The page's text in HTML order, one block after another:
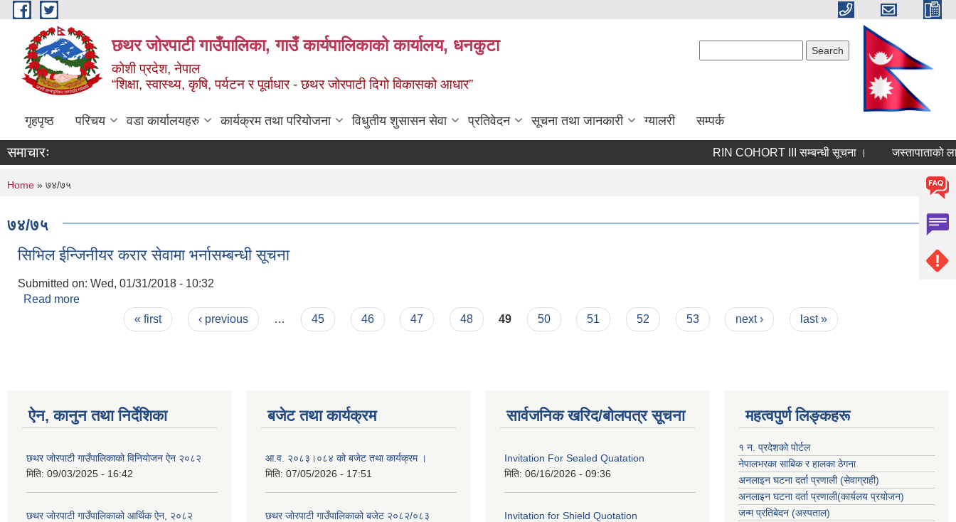
Skip to main content
छथर जोरपाटी गाउँपालिका, गाउँ कार्यपालिकाको कार्यालय, धनकुटा
कोशी प्रदेश, नेपाल
“शिक्षा, स्वास्थ्य, कृषि, पर्यटन र पूर्वाधार - छथर जोरपाटी दिगो विकासको आधार”
गृहपृष्ठ परिचय वडा कार्यालयहरु कार्यक्रम तथा परियोजना विधुतीय शुसासन सेवा प्रतिवेदन सूचना तथा जानकारी ग्यालरी सम्पर्क
समाचारः RIN COHORT III सम्बन्धी सूचना । जस्तापाताको
You are here
Home » ७४/७५
७४/७५
सिभिल ईन्जिनीयर करार सेवामा भर्नासम्बन्धी सूचना
Submitted on: Wed, 01/31/2018 - 10:32
Read more
« first ‹ previous … 45 46 47 48 49 50 51 52 53 next › last »
ऐन, कानुन तथा निर्देशिका
छथर जोरपाटी गाउँपालिकाको विनियोजन ऐन २०८२
मिति: 09/03/2025 - 16:42
छथर जोरपाटी गाउँपालिकाको आर्थिक ऐन, २०८२
बजेट तथा कार्यक्रम
आ.व. २०८३।०८४ को बजेट तथा कार्यक्रम ।
मिति: 07/05/2026 - 17:51
छथर जोरपाटी गाउँपालिकाको बजेट २०८२/०८३
सार्वजनिक खरिद/बोलपत्र सूचना
Invitation For Sealed Quatation
मिति: 06/16/2026 - 09:36
Invitation for Shield Quotation
महत्वपुर्ण लिङ्कहरू
१ न. प्रदेशको पोर्टल
नेपालभरका साबिक र हालका ठेगना
अनलाइन घटना दर्ता प्रणाली (सेवाग्राही)
अनलाइन घटना दर्ता प्रणाली(कार्यलय प्रयोजन)
जन्म प्रतिबेदन (अस्पताल)